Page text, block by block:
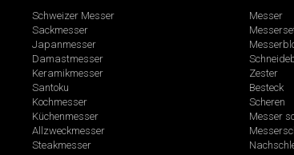
Schweizer Messer
Sackmesser
Japanmesser
Damastmesser
Keramikmesser
Santoku
Kochmesser
Küchenmesser
Allzweckmesser
Steakmesser
Messer
Zester
Besteck
Scheren
Messer